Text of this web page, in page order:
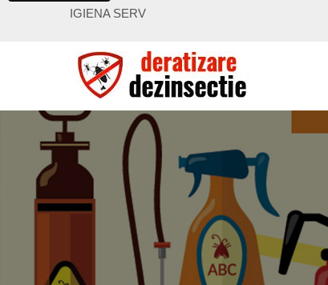
IGIENA SERV